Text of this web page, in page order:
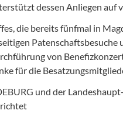
dessen Anliegen auf
die bereits fünfmal in
von
für die
und der